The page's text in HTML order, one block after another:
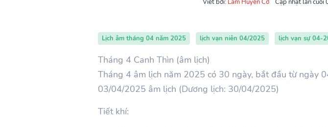
Lịch âm tháng 04 năm 2025 lịch vạn niên 04/2025 lịch vạn sự 04-
Tháng 4 Canh Thìn (âm lịch)
Tháng 4 âm lịch năm 2025 có 30 ngày, bắt đầu từ ngày
03/04/2025 âm lịch (Dương lịch: 30/04/2025)
Tiết khí: